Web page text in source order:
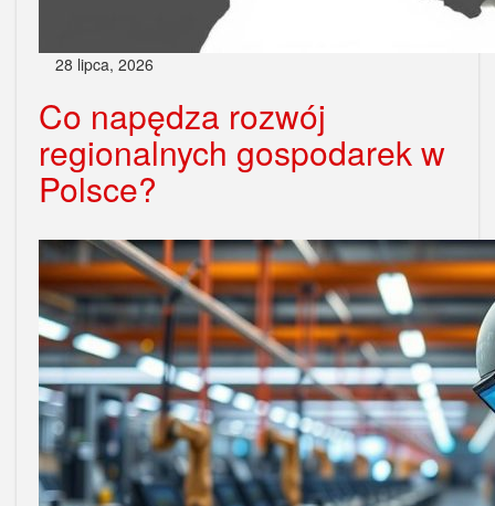
28 lipca, 2026
Co napędza rozwój
regionalnych gospodarek w
Polsce?